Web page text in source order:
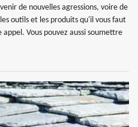
de nouvelles agressions, voire de
outils et les produits qu'il vous faut
Vous pouvez aussi soumettre